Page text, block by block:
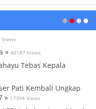
Views
» 40187 Views
Tebas Kepala
Pati Kembali Ungkap
» 17398 Views